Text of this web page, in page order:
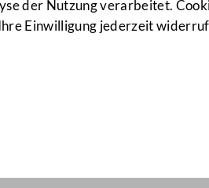
der Nutzung verarbeitet.
Einwilligung jederzeit
13.